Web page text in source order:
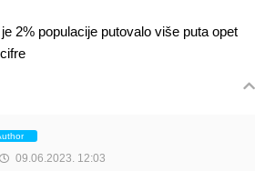
2% populacije putovalo više puta opet
09.06.2023. 12:03